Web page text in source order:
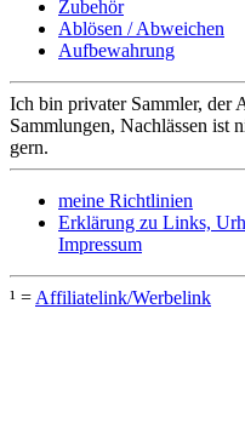
Zubehör
Ablösen / Abweichen
Aufbewahrung
Ich bin privater Sammler,
Sammlungen, Nachlässen ist
gern.
meine Richtlinien
Erklärung zu Links,
Impressum
¹ = Affiliatelink/Werbelink